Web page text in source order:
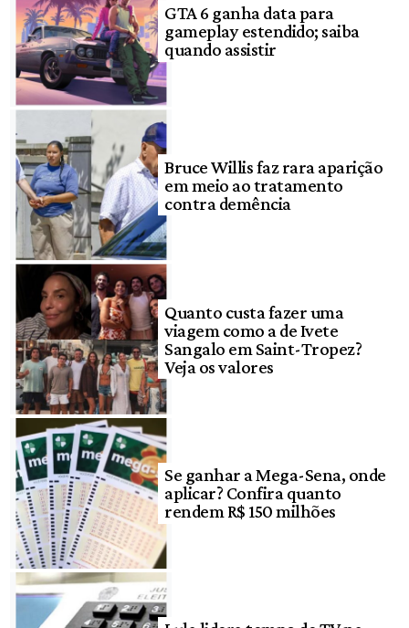
GTA 6 ganha data para
gameplay estendido; saiba
quando assistir
Bruce Willis faz rara aparição
em meio ao tratamento
contra demência
Quanto custa fazer uma
viagem como a de Ivete
Sangalo em Saint-Tropez?
Veja os valores
Se ganhar a Mega-Sena, onde
aplicar? Confira quanto
rendem R$ 150 milhões